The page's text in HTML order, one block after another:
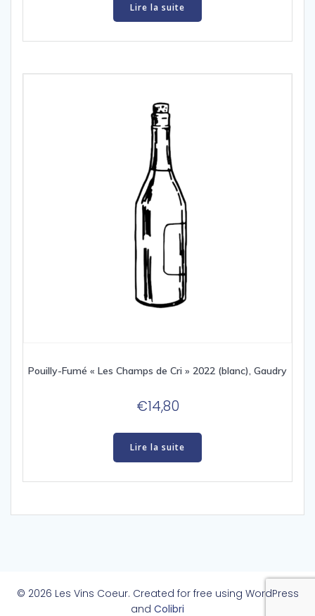
Lire la suite
Pouilly-Fumé « Les Champs de Cri » 2022 (blanc), Gaudry
€14,80
Lire la suite
© 2026 Les Vins Coeur. Created for free using WordPress
and Colibri